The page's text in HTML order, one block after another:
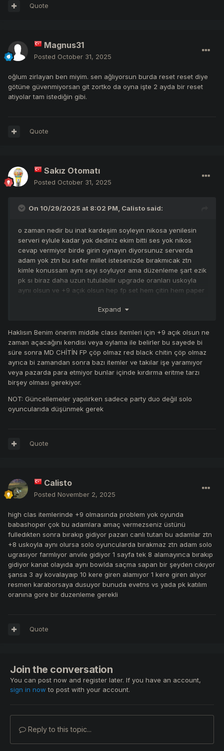
Quote
Magnus31
Posted October 31, 2025
oğlum zirlayan ben miyim. sen ağlıyorsun burda reset reset diye
götüne güvenmiyorsan git zortko da oyna işte 2 ayda bir reset
atiyolar tam istediğin gibi.
Quote
Sakız Otomatı
Posted October 31, 2025
On 10/29/2025 at 8:02 PM, Calisto said:
o zaman nedir bu inat kardeşim soyleyın nikosa yenilesin
serveri eylule kadar yok dediniz ekim bitti ses yok nikos
cevap vermiyor birde girin oynayın diyorsunuz serverda
adam yok ztn bu sefer millet istesenizde bırakmıcak ztn
kimle konussam aynı seyi soyluyor ama düzenleme şart ezik
pk sı biraz daha uzun tutulabilir upgrade oranları uskoyla
aynı olsun ve +9 açık olsun hep fp set hem çitin hem paper
oynasın diyorsanız sorunun cozumu bu kadar basit
Expand
Haklısın Benim önerim middle class itemleri için +9 açık olsun ne
zaman açacağını kendisi veya oylama ile belirler bu sayede bi
süre sonra MD CHİTİN FP çöp olmaz red black chitin çöp olmaz
ayrıca bi zamandan sonra bazı itemler ve takılar işe yaramıyor
veya pazarda para etmiyor bunlar içinde kırdırma eritme tarzı
birşey olması gerekiyor.
NOT: Güncellemeler yapılırken sadece party duo değil solo
oyuncularıda düşünmek gerek
Quote
Calisto
Posted November 2, 2025
high clas itemlerinde +9 olmasında problem yok oyunda
babashoper çok bu adamlara amaç vermezseniz üstünü
fulledıkten sonra bırakıp gidiyor pazarı canlı tutan bu adamlar ztn
+8 uskoyla aynı olursa solo oyuncularda bırakmaz ztn adam solo
ugrasıyor farmlıyor anvile gidiyor 1 sayfa tek 8 alamayınca bırakıp
gidiyor kanat olayıda aynı bowlda saçma sapan bir şeyden cıkıyor
şansa 3 ay kovalayaıp 10 kere giren alamıyor 1 kere giren alıyor
resmen karaborsaya dusuyor bunuda evetns vs yada pk katılım
oranına gore bir duzenleme gerekli
Quote
Join the conversation
You can post now and register later. If you have an account,
sign in now to post with your account.
Reply to this topic...